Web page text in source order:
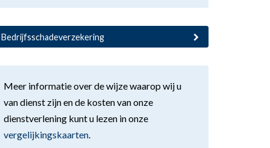
Bedrijfsschadeverzekering
Meer informatie over de wijze waarop wij u
van dienst zijn en de kosten van onze
dienstverlening kunt u lezen in onze
vergelijkingskaarten.